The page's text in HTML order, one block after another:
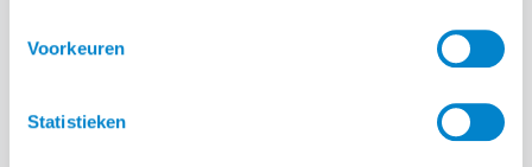
Voorkeuren
Statistieken